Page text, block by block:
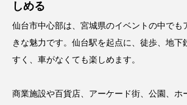
しめる
仙台市中心部は、宮城県のイベントの中でも
きな魅力です。仙台駅を起点に、徒歩、地下
すく、車がなくても楽しめます。
商業施設や百貨店、アーケード街、公園、ホ